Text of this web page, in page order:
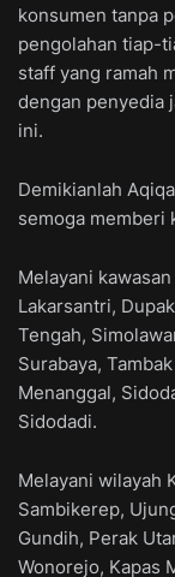
konsumen tanpa
pengolahan tiap-
staff yang ramah
dengan penyedia
ini.
Demikianlah
semoga memberi
Melayani
Lakarsantri,
Tengah,
Surabaya,
Menanggal,
Sidodadi.
Melayani wilayah
Sambikerep,
Gundih, Perak
Wonorejo, Kapas